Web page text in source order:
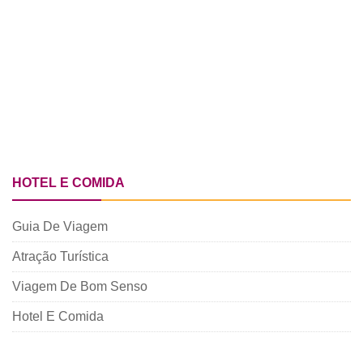
HOTEL E COMIDA
Guia De Viagem
Atração Turística
Viagem De Bom Senso
Hotel E Comida